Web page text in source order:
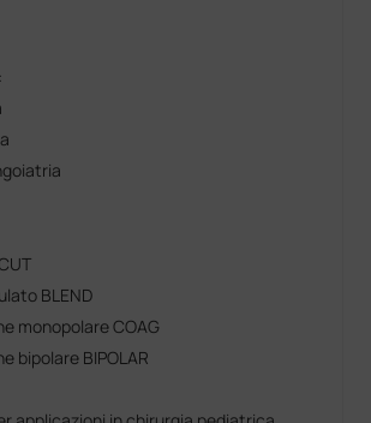
:
BLEND
monopolare COAG
bipolare BIPOLAR